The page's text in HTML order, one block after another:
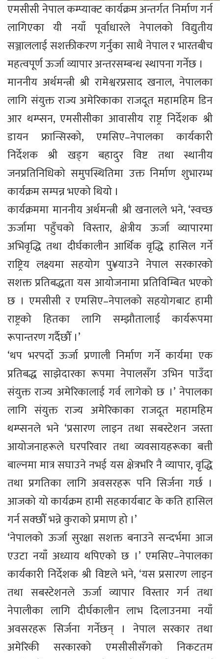
एमसीसी नेपाल कम्प्याक्ट कार्यक्रम अन्तर्गत निर्माण गर्न
लागिएका यी नयाँ पूर्वाधारले नेपालको विद्युतीय
सञ्जाललाई सशक्तीकरण गर्नुका साथै नेपाल र भारतबीच
महत्वपूर्ण ऊर्जा व्यापार अन्तरसम्बन्ध स्थापना गर्नेछ ।
माननीय अर्थमन्त्री श्री रामेश्वरप्रसाद खनाल, नेपालका
लागि संयुक्त राज्य अमेरिकाका राजदूत महामहिम डिन
आर थम्प्सन, एमसीसीका आवासीय राष्ट्र निर्देशक श्री
डायन फ्रान्सिस्को, एमसिए–नेपालका कार्यकारी
निर्देशक श्री खड्ग बहादुर विष्ट तथा स्थानीय
जनप्रतिनिधिको समुपस्थितिमा उक्त निर्माण शुभारम्भ
कार्यक्रम सम्पन्न भएको थियो ।
कार्यक्रममा माननीय अर्थमन्त्री श्री खनालले भने, ‘स्वच्छ
ऊर्जामा पहुँचको विस्तार, क्षेत्रीय ऊर्जा व्यापारमा
अभिवृद्धि तथा दीर्घकालीन आर्थिक वृद्धि हासिल गर्ने
राष्ट्रिय लक्ष्यमा सहयोग पु¥याउने नेपाल सरकारको
सशक्त प्रतिबद्धता यस आयोजनामा प्रतिविम्बित भएको
छ । एमसीसी र एमसिए–नेपालको सहयोगबाट हामी
राष्ट्रको हितका लागि सम्झौतालाई कार्यरूपमा
रूपान्तरण गर्दैछौँ ।’
‘थप भरपर्दाे ऊर्जा प्रणाली निर्माण गर्ने कार्यमा एक
प्रतिबद्ध साझेदारका रूपमा नेपालसँग उभिन पाउँदा
संयुक्त राज्य अमेरिकालाई गर्व लागेको छ ।’ नेपालका
लागि संयुक्त राज्य अमेरिकाका राजदूत महामहिम
थम्प्सनले भने ‘प्रसारण लाइन तथा सबस्टेशन जस्ता
आयोजनाहरूले घरपरिवार तथा व्यवसायहरूका बत्ती
बाल्नमा मात्र सघाउने नभई यस क्षेत्रभरि नै व्यापार, वृद्धि
तथा प्रगतिका लागि अवसरहरू पनि सिर्जना गर्छ ।
आजको यो कार्यक्रम हामी सहकार्यबाट के कति हासिल
गर्न सक्छौँ भन्ने कुराको प्रमाण हो ।’
‘नेपालको ऊर्जा सुरक्षा सशक्त बनाउने सन्दर्भमा आज
एउटा नयाँ अध्याय थपिएको छ ।’ एमसिए–नेपालका
कार्यकारी निर्देशक श्री विष्टले भने, ‘यस प्रसारण लाइन
तथा सबस्टेशनले ऊर्जा व्यापार विस्तार गर्न तथा
नेपालीका लागि दीर्घकालीन लाभ दिलाउनमा नयाँ
अवसरहरू सिर्जना गर्नेछन् । नेपाल सरकार तथा
अमेरिकी सरकारको एमसीसीसँगको निकटतम